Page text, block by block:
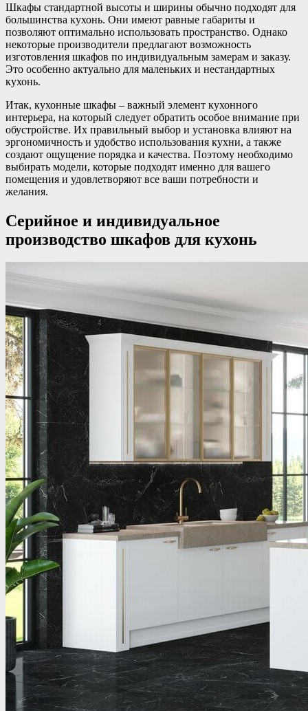
Шкафы стандартной высоты и ширины обычно подходят для
большинства кухонь. Они имеют равные габариты и
позволяют оптимально использовать пространство. Однако
некоторые производители предлагают возможность
изготовления шкафов по индивидуальным замерам и заказу.
Это особенно актуально для маленьких и нестандартных
кухонь.
Итак, кухонные шкафы – важный элемент кухонного
интерьера, на который следует обратить особое внимание при
обустройстве. Их правильный выбор и установка влияют на
эргономичность и удобство использования кухни, а также
создают ощущение порядка и качества. Поэтому необходимо
выбирать модели, которые подходят именно для вашего
помещения и удовлетворяют все ваши потребности и
желания.
Серийное и индивидуальное
производство шкафов для кухонь